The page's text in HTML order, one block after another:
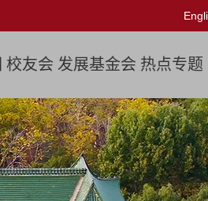
校友会 发展基金会 热点专题